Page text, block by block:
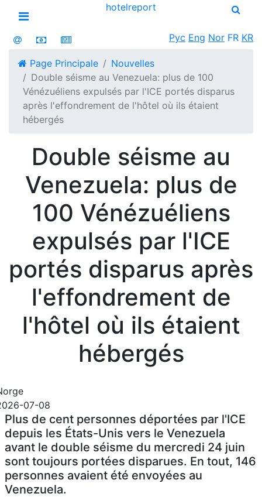
Open menu
hotelreport
Рус Eng Nor FR KR
Page Principale
Nouvelles
Double séisme au Venezuela: plus de 100
Vénézuéliens expulsés par l'ICE portés disparus
après l'effondrement de l'hôtel où ils étaient
hébergés
Double séisme au
Venezuela: plus de
100 Vénézuéliens
expulsés par l'ICE
portés disparus après
l'effondrement de
l'hôtel où ils étaient
hébergés
07-08
Plus de cent personnes déportées par l'ICE
depuis les États-Unis vers le Venezuela
avant le double séisme du mercredi 24 juin
sont toujours portées disparues. En tout, 146
personnes avaient été envoyées au
Venezuela.